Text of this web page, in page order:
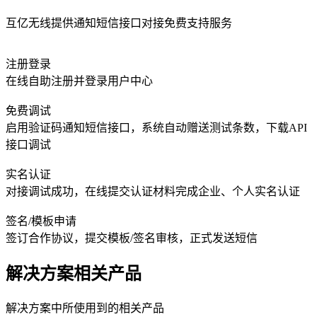
互亿无线提供通知短信接口对接免费支持服务
注册登录
在线自助注册并登录用户中心
免费调试
启用验证码通知短信接口，系统自动赠送测试条数，下载API
接口调试
实名认证
对接调试成功，在线提交认证材料完成企业、个人实名认证
签名/模板申请
签订合作协议，提交模板/签名审核，正式发送短信
解决方案相关产品
解决方案中所使用到的相关产品